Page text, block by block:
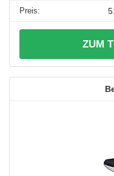
ZUM